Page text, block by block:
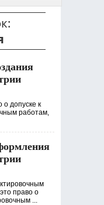
о допуске к
работам,
право о
...